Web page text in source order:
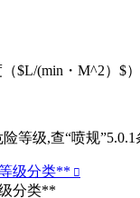
$L/(min・M^2）$）
等级,查“喷规
分类**